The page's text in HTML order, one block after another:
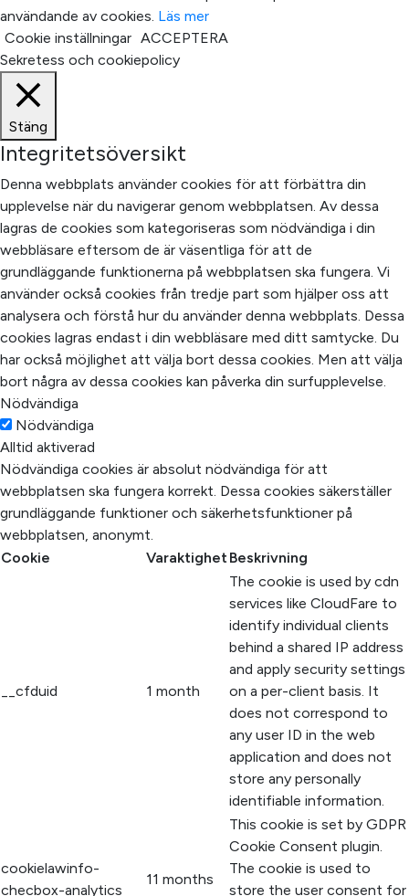
användande av cookies. Läs mer
Cookie inställningar ACCEPTERA
Sekretess och cookiepolicy
Stäng
Integritetsöversikt
Denna webbplats använder cookies för att förbättra din
upplevelse när du navigerar genom webbplatsen. Av dessa
lagras de cookies som kategoriseras som nödvändiga i din
webbläsare eftersom de är väsentliga för att de
grundläggande funktionerna på webbplatsen ska fungera. Vi
använder också cookies från tredje part som hjälper oss att
analysera och förstå hur du använder denna webbplats. Dessa
cookies lagras endast i din webbläsare med ditt samtycke. Du
har också möjlighet att välja bort dessa cookies. Men att välja
bort några av dessa cookies kan påverka din surfupplevelse.
Nödvändiga
Nödvändiga
Alltid aktiverad
Nödvändiga cookies är absolut nödvändiga för att
webbplatsen ska fungera korrekt. Dessa cookies säkerställer
grundläggande funktioner och säkerhetsfunktioner på
webbplatsen, anonymt.
Cookie
VaraktighetBeskrivning
__cfduid 1 month
The cookie is used by cdn
services like CloudFare to
identify individual clients
behind a shared IP address
and apply security settings
on a per-client basis. It
does not correspond to
any user ID in the web
application and does not
store any personally
identifiable information.
cookielawinfo-
checbox-analytics
11 months
This cookie is set by GDPR
Cookie Consent plugin.
The cookie is used to
store the user consent for